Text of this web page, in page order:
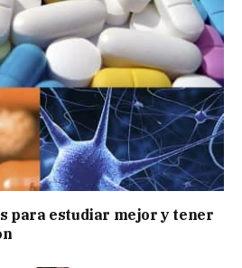
para estudiar mejor y tener